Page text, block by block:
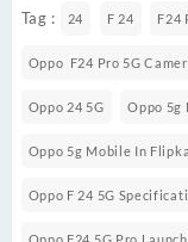
Tag : 24 F 24 F24
Oppo F24 Pro 5G
Oppo 24 5G Oppo 5g
Oppo 5g Mobile In
Oppo F 24 5G